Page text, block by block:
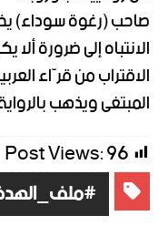
صاحب (رغوة سوداء)
الانتباه إلى ضرورة
الاقتراب من قرّاء
المبتغى ويذهب
Post Views:96